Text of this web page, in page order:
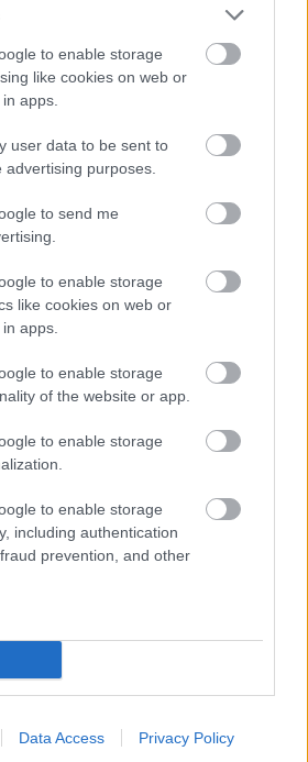
to enable storage
like cookies on web or
apps.
user data to be sent to
purposes.
to send me
to enable storage
like cookies on web or
apps.
to enable storage
of the website or app.
to enable storage
to enable storage
including authentication
prevention, and other
Data Access Privacy Policy
Bicske
korszerűsít és négy új,
hoz létre az MKIF az M1-es
épül Angyalföldön
bővítik
jó hírű református
építési szakasz indult be a
téri felüljárón